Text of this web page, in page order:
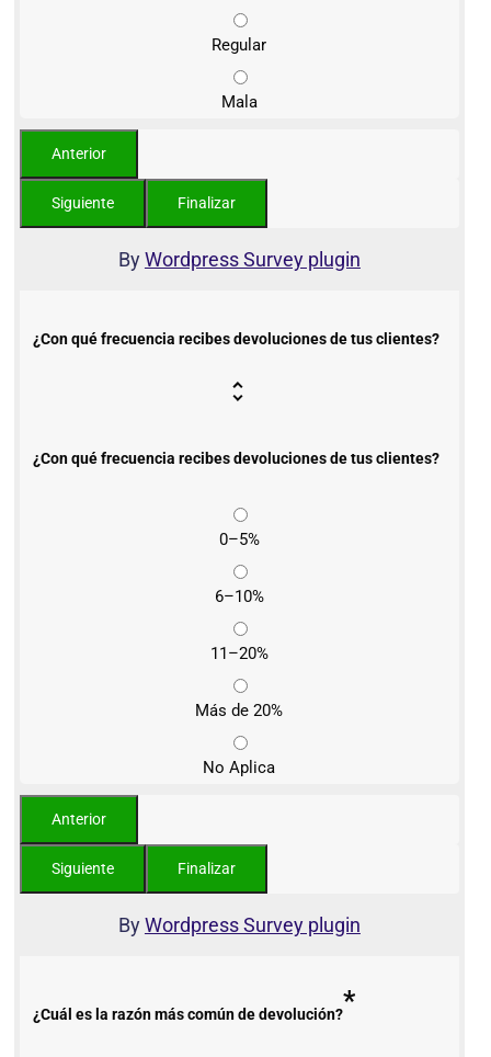
Regular
Mala
ByWordpress Survey plugin
¿Con qué frecuencia recibes devoluciones de tus clientes?
¿Con qué frecuencia recibes devoluciones de tus clientes?
0–5%
6–10%
11–20%
Más de 20%
No Aplica
ByWordpress Survey plugin
¿Cuál es la razón más común de devolución?*